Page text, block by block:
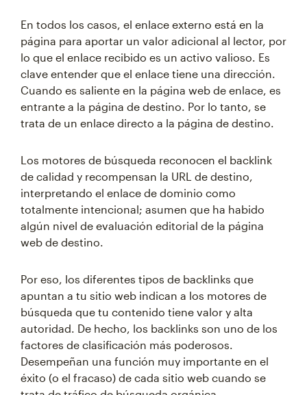
En todos los casos, el enlace externo está en la
página para aportar un valor adicional al lector, por
lo que el enlace recibido es un activo valioso. Es
clave entender que el enlace tiene una dirección.
Cuando es saliente en la página web de enlace, es
entrante a la página de destino. Por lo tanto, se
trata de un enlace directo a la página de destino.
Los motores de búsqueda reconocen el backlink
de calidad y recompensan la URL de destino,
interpretando el enlace de dominio como
totalmente intencional; asumen que ha habido
algún nivel de evaluación editorial de la página
web de destino.
Por eso, los diferentes tipos de backlinks que
apuntan a tu sitio web indican a los motores de
búsqueda que tu contenido tiene valor y alta
autoridad. De hecho, los backlinks son uno de los
factores de clasificación más poderosos.
Desempeñan una función muy importante en el
éxito (o el fracaso) de cada sitio web cuando se